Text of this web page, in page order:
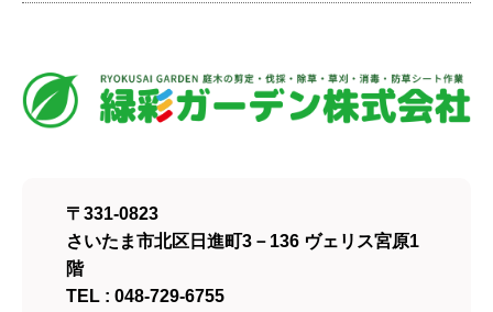
〒331-0823
さいたま市北区日進町3－136 ヴェリス宮原1
階
TEL : 048-729-6755